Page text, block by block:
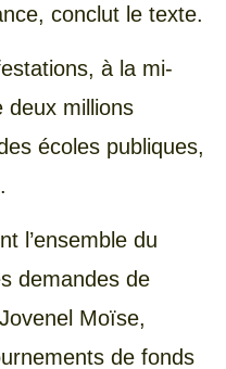
conclut le texte.
à la mi-
deux millions
écoles publiques,
l’ensemble du
demandes de
Moïse,
de fonds